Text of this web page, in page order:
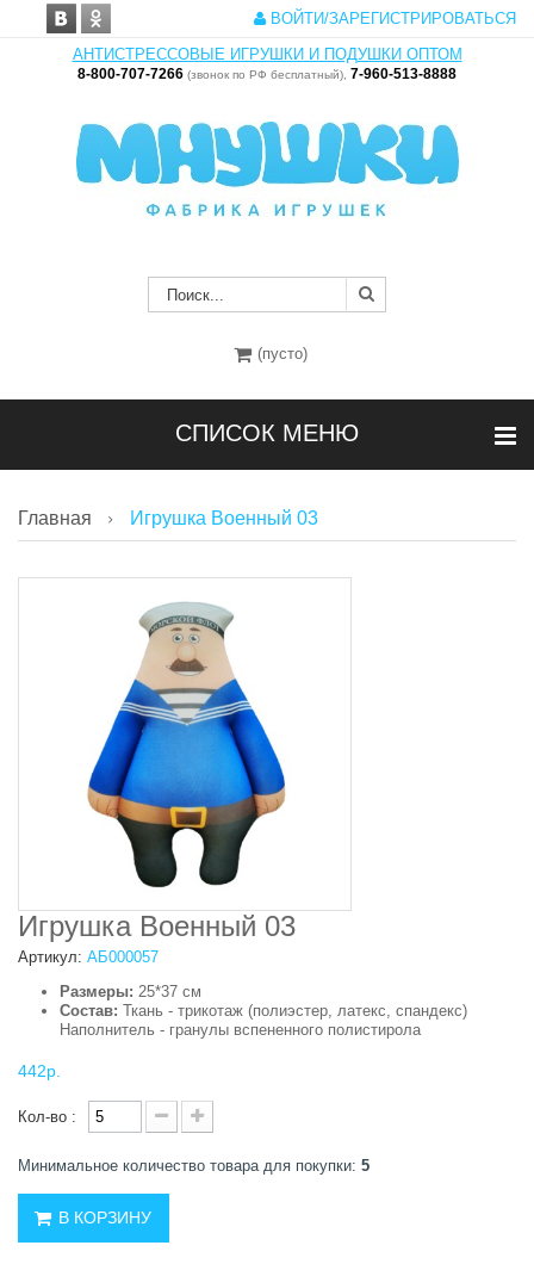
ВОЙТИ/ЗАРЕГИСТРИРОВАТЬСЯ
АНТИСТРЕССОВЫЕ ИГРУШКИ И ПОДУШКИ ОПТОМ
8-800-707-7266 (звонок по РФ бесплатный), 7-960-513-8888
(пусто)
СПИСОК МЕНЮ
Главная Игрушка Военный 03
Игрушка Военный 03
Артикул: АБ000057
Размеры: 25*37 см
Состав: Ткань - трикотаж (полиэстер, латекс, спандекс)
Наполнитель - гранулы вспененного полистирола
442р.
Кол-во :
Минимальное количество товара для покупки: 5
В КОРЗИНУ